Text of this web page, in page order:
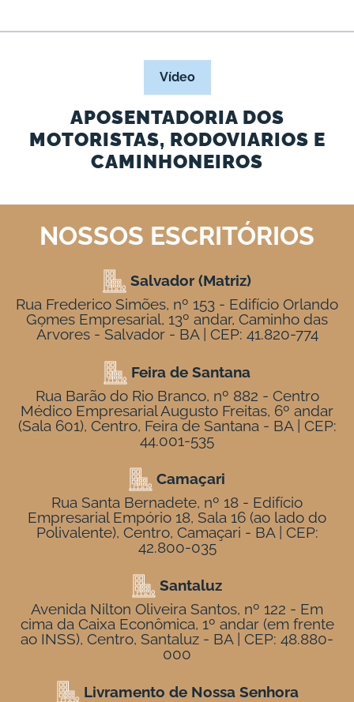
Vídeo
APOSENTADORIA DOS
MOTORISTAS, RODOVIARIOS E
CAMINHONEIROS
NOSSOS ESCRITÓRIOS
Salvador (Matriz)
Rua Frederico Simões, nº 153 - Edifício Orlando
Gomes Empresarial, 13º andar, Caminho das
Árvores - Salvador - BA | CEP: 41.820-774
Feira de Santana
Rua Barão do Rio Branco, nº 882 - Centro
Médico Empresarial Augusto Freitas, 6º andar
(Sala 601), Centro, Feira de Santana - BA | CEP:
44.001-535
Camaçari
Rua Santa Bernadete, nº 18 - Edifício
Empresarial Empório 18, Sala 16 (ao lado do
Polivalente), Centro, Camaçari - BA | CEP:
42.800-035
Santaluz
Avenida Nilton Oliveira Santos, nº 122 - Em
cima da Caixa Econômica, 1º andar (em frente
ao INSS), Centro, Santaluz - BA | CEP: 48.880-
000
Livramento de Nossa Senhora